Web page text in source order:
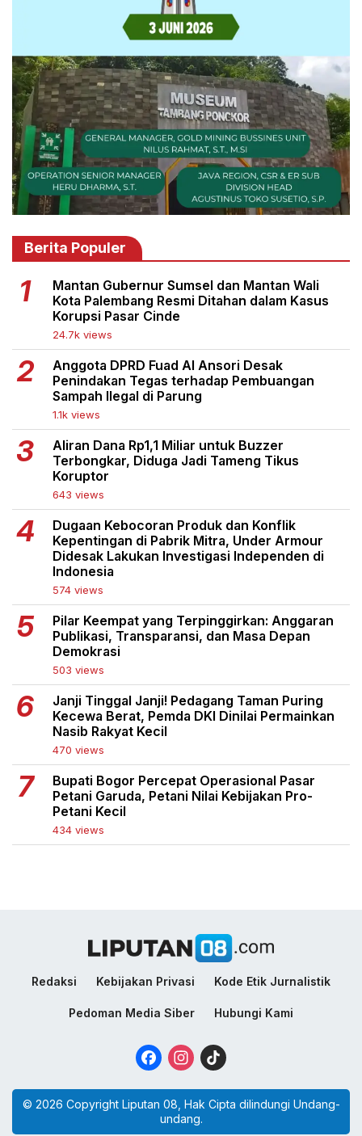
Berita Populer
Mantan Gubernur Sumsel dan Mantan Wali
Kota Palembang Resmi Ditahan dalam Kasus
Korupsi Pasar Cinde
24.7k views
Anggota DPRD Fuad Al Ansori Desak
Penindakan Tegas terhadap Pembuangan
Sampah Ilegal di Parung
1.1k views
Aliran Dana Rp1,1 Miliar untuk Buzzer
Terbongkar, Diduga Jadi Tameng Tikus
Koruptor
643 views
Dugaan Kebocoran Produk dan Konflik
Kepentingan di Pabrik Mitra, Under Armour
Didesak Lakukan Investigasi Independen di
Indonesia
574 views
Pilar Keempat yang Terpinggirkan: Anggaran
Publikasi, Transparansi, dan Masa Depan
Demokrasi
503 views
Janji Tinggal Janji! Pedagang Taman Puring
Kecewa Berat, Pemda DKI Dinilai Permainkan
Nasib Rakyat Kecil
470 views
Bupati Bogor Percepat Operasional Pasar
Petani Garuda, Petani Nilai Kebijakan Pro-
Petani Kecil
434 views
Redaksi Kebijakan Privasi Kode Etik Jurnalistik
Pedoman Media Siber Hubungi Kami
FacebookInstagram
© 2026 Copyright Liputan 08, Hak Cipta dilindungi Undang-
undang.